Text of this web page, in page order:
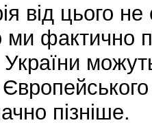
від цього
фактично
пізніше.